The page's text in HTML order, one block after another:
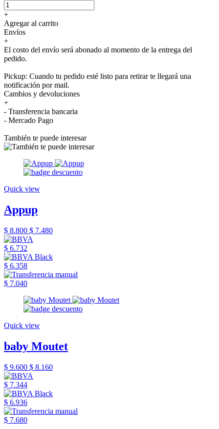
+
Agregar al carrito
Envíos
+
El costo del envío será abonado al momento de la entrega del
pedido.
Pickup: Cuando tu pedido esté listo para retirar te llegará una
notificación por mail.
Cambios y devoluciones
+
- Transferencia bancaria
- Mercado Pago
También te puede interesar
Quick view
Appup
$ 8.800 $ 7.480
$ 6.732
$ 6.358
$ 7.040
Quick view
baby Moutet
$ 9.600 $ 8.160
$ 7.344
$ 6.936
$ 7.680